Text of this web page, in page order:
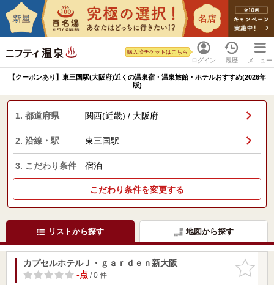
ログイン
購入済チケットはこちら
履歴 メニュー
【クーポンあり】東三国駅(大阪府)近くの温泉宿・温泉旅館・ホテルおすすめ(2026年
版)
1. 都道府県 関西(近畿) / 大阪府
2. 沿線・駅 東三国駅
3. こだわり条件 宿泊
こだわり条件を変更する
リストから探す 地図から探す
お気に入
りに追加
カプセルホテルＪ・ｇａｒｄｅｎ新大阪
-点/ 0 件